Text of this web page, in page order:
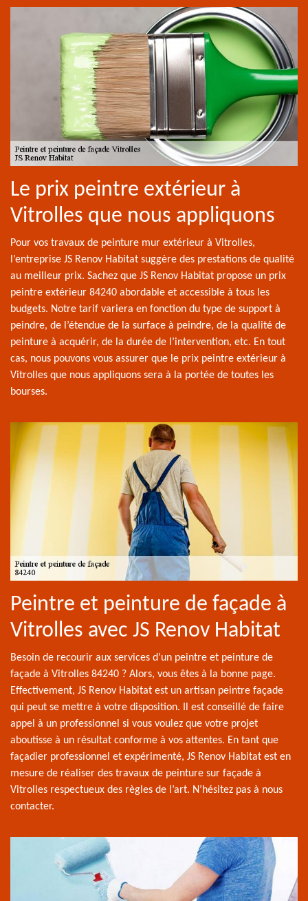
Le prix peintre extérieur à
Vitrolles que nous appliquons
Pour vos travaux de peinture mur extérieur à Vitrolles,
l’entreprise JS Renov Habitat suggère des prestations de qualité
au meilleur prix. Sachez que JS Renov Habitat propose un prix
peintre extérieur 84240 abordable et accessible à tous les
budgets. Notre tarif variera en fonction du type de support à
peindre, de l’étendue de la surface à peindre, de la qualité de
peinture à acquérir, de la durée de l’intervention, etc. En tout
cas, nous pouvons vous assurer que le prix peintre extérieur à
Vitrolles que nous appliquons sera à la portée de toutes les
bourses.
Peintre et peinture de façade à
Vitrolles avec JS Renov Habitat
Besoin de recourir aux services d’un peintre et peinture de
façade à Vitrolles 84240 ? Alors, vous êtes à la bonne page.
Effectivement, JS Renov Habitat est un artisan peintre façade
qui peut se mettre à votre disposition. Il est conseillé de faire
appel à un professionnel si vous voulez que votre projet
aboutisse à un résultat conforme à vos attentes. En tant que
façadier professionnel et expérimenté, JS Renov Habitat est en
mesure de réaliser des travaux de peinture sur façade à
Vitrolles respectueux des règles de l’art. N’hésitez pas à nous
contacter.